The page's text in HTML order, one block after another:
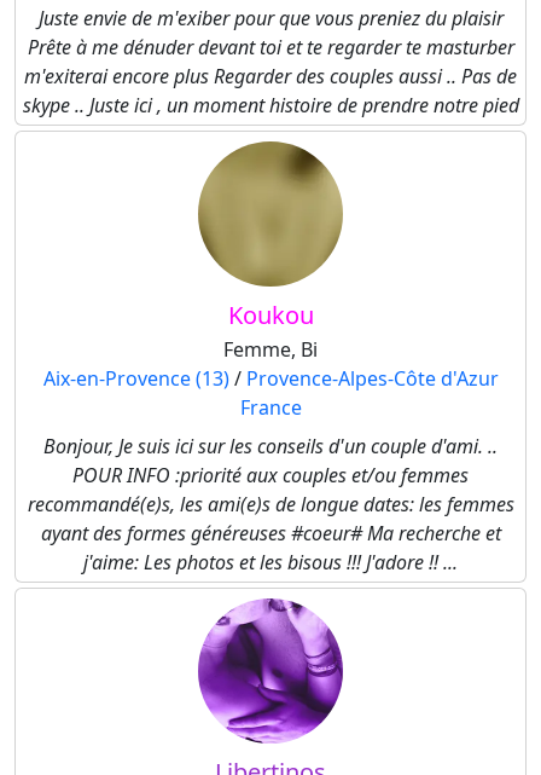
Juste envie de m'exiber pour que vous preniez du plaisir
Prête à me dénuder devant toi et te regarder te masturber
m'exiterai encore plus Regarder des couples aussi .. Pas de
skype .. Juste ici , un moment histoire de prendre notre pied
Koukou
Femme, Bi
Aix-en-Provence (13)/ Provence-Alpes-Côte d'Azur
France
Bonjour, Je suis ici sur les conseils d'un couple d'ami. ..
POUR INFO :priorité aux couples et/ou femmes
recommandé(e)s, les ami(e)s de longue dates: les femmes
ayant des formes généreuses #coeur# Ma recherche et
j'aime: Les photos et les bisous !!! J'adore !! ...